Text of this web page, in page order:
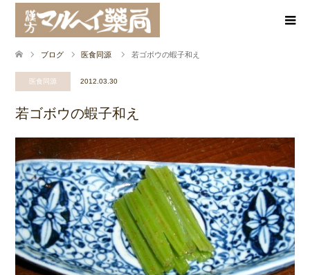
ブログ 医食同源 若ゴボウの蝦子和え
医食同源 2012.03.30
若ゴボウの蝦子和え